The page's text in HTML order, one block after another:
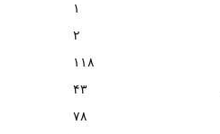
۱
۲
۱۱۸
۴۳
۷۸